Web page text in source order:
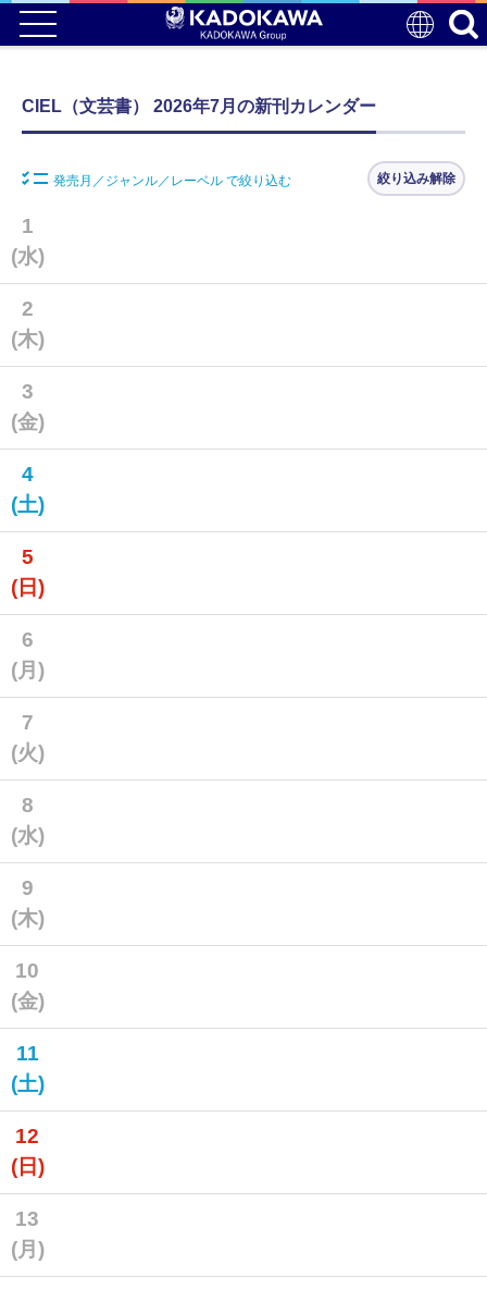
CIEL（文芸書） 2026年7月の新刊カレンダー
発売月／ジャンル／レーベル で絞り込む 絞り込み解除
1
(水)
2
(木)
3
(金)
4
(土)
5
(日)
6
(月)
7
(火)
8
(水)
9
(木)
10
(金)
11
(土)
12
(日)
13
(月)